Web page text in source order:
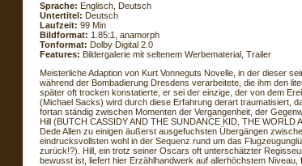
Sprache: Englisch, Deutsch
Untertitel: Deutsch
Laufzeit: 99 Min
Bildformat: 1.85:1, anamorph
Tonformat: Dolby Digital 2.0
Features: Bildergalerie mit seltenem Werbematerial, Trailer
Meisterliche Adaption von Kurt Vonneguts Novelle, in der dieser
während der Bombadierung Dresdens verarbeitete, die ihm den
später oft trocken konstatierte, er sei der einzige, der von dem
(Michael Sacks) wird durch diese Erfahrung derart traumatisiert,
fortan ständig zwischen Momenten der Vergangenheit, der
Hill (BUTCH CASSIDY AND THE SUNDANCE KID, THE
Dede Allen zu einigen äußerst ausgefuchsten Übergängen
eindrucksvollsten wohl in der Sequenz rund um das
zurück!?). Hill, ein trotz seiner Oscars oft unterschätzter
bewusst ist, liefert hier Erzählhandwerk auf allerhöchstem Niveau,